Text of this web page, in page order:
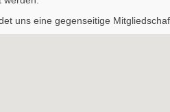
uns eine gegenseitige